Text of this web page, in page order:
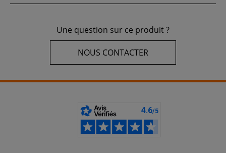
Une question sur ce produit ?
NOUS CONTACTER